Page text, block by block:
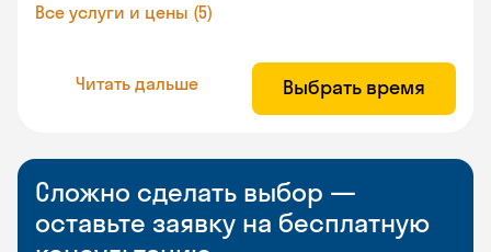
Все услуги и цены (5)
Читать дальше Выбрать время
Сложно сделать выбор —
оставьте заявку на бесплатную